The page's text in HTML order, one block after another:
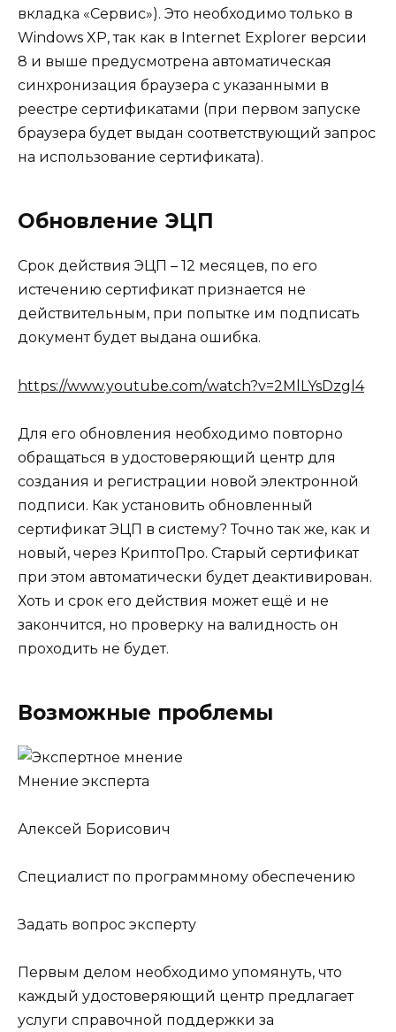
вкладка «Сервис»). Это необходимо только в
Windows XP, так как в Internet Explorer версии
8 и выше предусмотрена автоматическая
синхронизация браузера с указанными в
реестре сертификатами (при первом запуске
браузера будет выдан соответствующий запрос
на использование сертификата).
Обновление ЭЦП
Срок действия ЭЦП – 12 месяцев, по его
истечению сертификат признается не
действительным, при попытке им подписать
документ будет выдана ошибка.
https://www.youtube.com/watch?v=2MlLYsDzgl4
Для его обновления необходимо повторно
обращаться в удостоверяющий центр для
создания и регистрации новой электронной
подписи. Как установить обновленный
сертификат ЭЦП в систему? Точно так же, как и
новый, через КриптоПро. Старый сертификат
при этом автоматически будет деактивирован.
Хоть и срок его действия может ещё и не
закончится, но проверку на валидность он
проходить не будет.
Возможные проблемы
Мнение эксперта
Алексей Борисович
Специалист по программному обеспечению
Задать вопрос эксперту
Первым делом необходимо упомянуть, что
каждый удостоверяющий центр предлагает
услуги справочной поддержки за